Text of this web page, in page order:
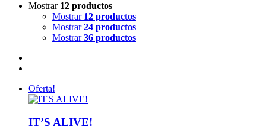
Mostrar 12 productos
Mostrar 12 productos
Mostrar24 productos
Mostrar36 productos
Oferta!
IT’S ALIVE!